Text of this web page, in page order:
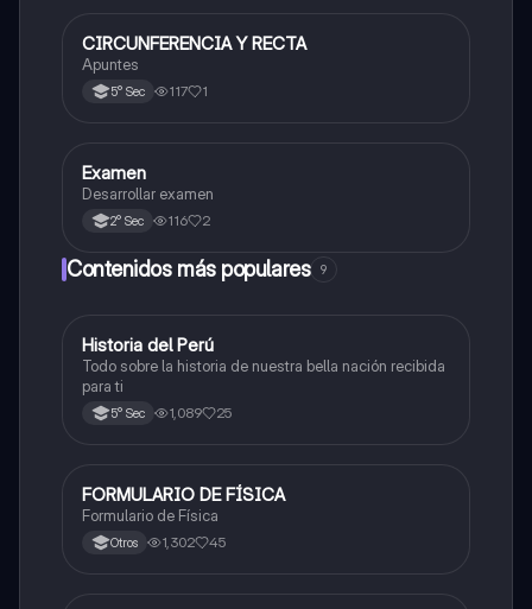
Matemáticas
CIRCUNFERENCIA Y RECTA
Apuntes
5° Sec 117 1
Matemáticas
Examen
Desarrollar examen
2° Sec 116 2
Contenidos más populares 9
Ciencias Sociales
Historia del Perú
Todo sobre la historia de nuestra bella nación recibida
para ti
5° Sec 1,089 25
Física
FORMULARIO DE FÍSICA
Formulario de Física
Otros 1,302 45